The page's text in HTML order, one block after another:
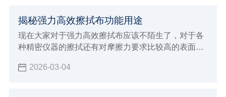
发展才会更有竞争优势，由于现在生产光学擦拭布的
厂家越来越多，建议大家必须要保证生产质量，才能
够让自己未来的发展得到促进。
揭秘强力高效擦拭布功能用途
现在大家对于强力高效擦拭布应该不陌生了，对于各
种精密仪器的擦拭还有对摩擦力要求比较高的表面擦
磨损和划痕，自然就可以让清洁的效果更加彻底
2026-03-04